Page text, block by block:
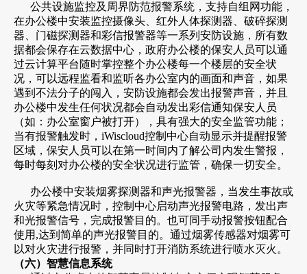
公共设施监控及周界防范报警系统，支持自组网功能，
在办公楼中安装监控摄像头、红外人体探测器、破碎探测
器、门磁探测器和彩信报警器等一系列安防设施，所有数
据都会保存在云数据中心，政府办公楼的保安人员可以通
过云计算平台随时掌控整个办公楼每一个楼层的安全状
况，可以远程监看和监听各办公室内的画面和声音，如果
遇到不法分子的闯入，安防设施都会发出报警声音，并且
办公楼中发生任何状况都会自动发出彩信通知保安人员
（如：办公室窗户被打开），具有强大的安全监管功能；
当有报警触发时，iWiscloud控制中心自动显示并提醒报警
区域，保安人员可以在第一时间内了解公司内发生警报，
每时每刻对办公楼的安全状况进行监管，确保一切安全。
办公楼中安装烟雾探测器和声光报警器，当发生事故或
火灾等紧急情况时，控制中心启动声光报警电路，发出声
和光报警信号，完成报警目的。也可同手动报警按钮配合
使用,达到简单的声光报警目的。通过烟雾传感器对烟雾可
以对火灾进行报警，并同时打开消防系统进行喷水灭火。
（六）智慧信息系统